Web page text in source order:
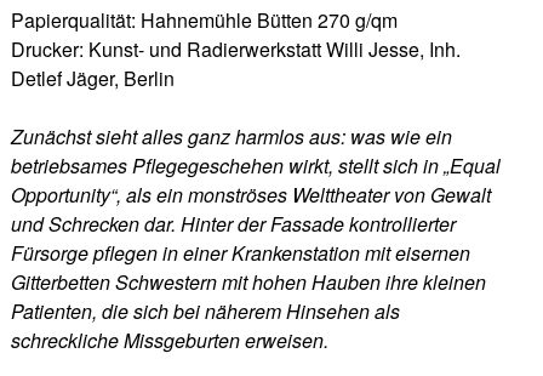
Papierqualität: Hahnemühle Bütten 270 g/qm
Drucker: Kunst- und Radierwerkstatt Willi Jesse, Inh.
Detlef Jäger, Berlin
Zunächst sieht alles ganz harmlos aus: was wie ein
betriebsames Pflegegeschehen wirkt, stellt sich in „Equal
Opportunity“, als ein monströses Welttheater von Gewalt
und Schrecken dar. Hinter der Fassade kontrollierter
Fürsorge pflegen in einer Krankenstation mit eisernen
Gitterbetten Schwestern mit hohen Hauben ihre kleinen
Patienten, die sich bei näherem Hinsehen als
schreckliche Missgeburten erweisen.